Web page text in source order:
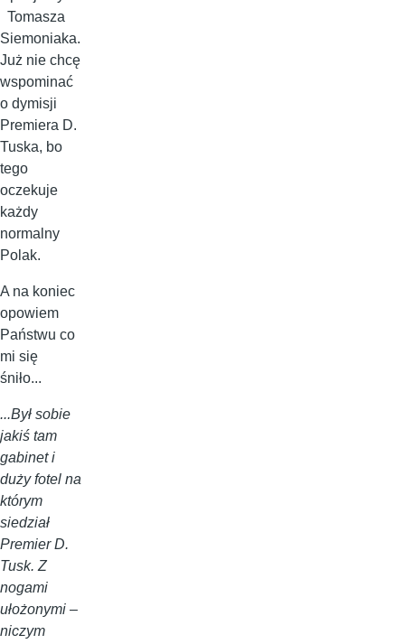
Tomasza
Siemoniaka.
Już nie chcę
wspominać
o dymisji
Premiera D.
Tuska, bo
tego
oczekuje
każdy
normalny
Polak.
A na koniec
opowiem
Państwu co
mi się
śniło...
...Był sobie
jakiś tam
gabinet i
duży fotel na
którym
siedział
Premier D.
Tusk. Z
nogami
ułożonymi –
niczym